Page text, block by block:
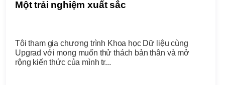
Một trải nghiệm xuất sắc
Tôi tham gia chương trình Khoa học Dữ liệu cùng
Upgrad với mong muốn thử thách bản thân và mở
rộng kiến thức của mình tr...